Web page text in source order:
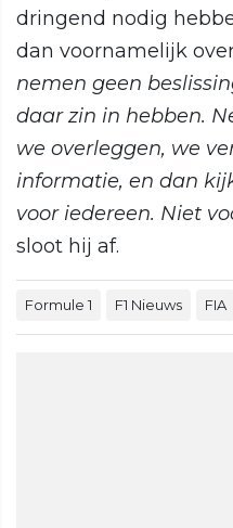
dringend nodig
dan voornamelijk
nemen geen
daar zin in hebben.
we overleggen, we
informatie, en dan
voor iedereen. Niet
sloot hij af.
Formule 1 F1 Nieuws FIA